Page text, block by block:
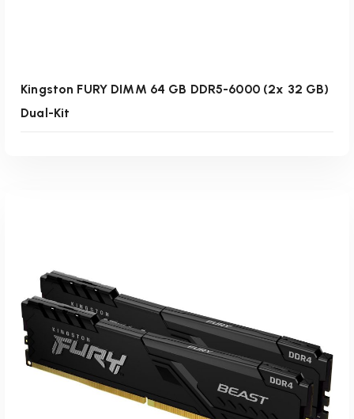
Weiterlesen
Kingston FURY DIMM 64 GB DDR5-6000 (2x 32 GB)
Dual-Kit